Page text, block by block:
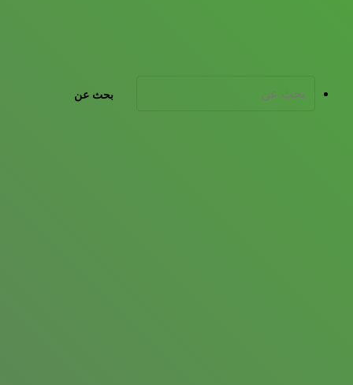
بحث عن